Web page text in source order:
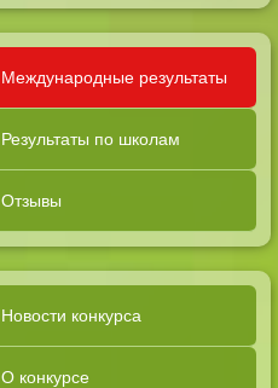
Международные результаты
Результаты по школам
Отзывы
Новости конкурса
О конкурсе